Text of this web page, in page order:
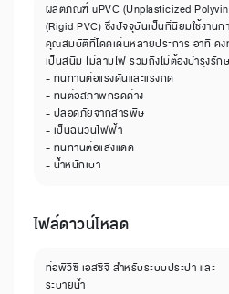
ผลิตภัณฑ์ uPVC (Unplasticized
(Rigid PVC) ซึ่งปัจจุบันเป็นที่นิยมใช้งานก
คุณสมบัติที่โดดเด่นหลายประการ อาทิ ค
เป็นสนิม ไม่ลามไฟ รวมถึงไม่ต้องบำรุงรัก
- ทนทานต่อแรงดันและแรงกด
- ทนต่อสภาพกรดด่าง
- ปลอดภัยจากสารพิษ
- เป็นฉนวนไฟฟ้า
- ทนทานต่อแสงแดด
- น้ำหนักเบา
ไฟล์ดาวน์โหลด
ท่อพีวีซี เอสซีจี สำหรับระบบประปา และ
ระบายน้ำ